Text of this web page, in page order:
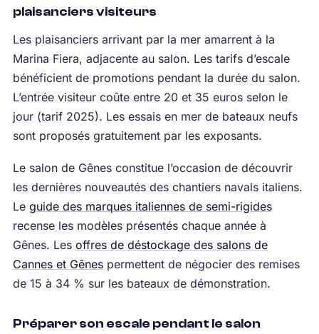
plaisanciers visiteurs
Les plaisanciers arrivant par la mer amarrent à la
Marina Fiera, adjacente au salon. Les tarifs d’escale
bénéficient de promotions pendant la durée du salon.
L’entrée visiteur coûte entre 20 et 35 euros selon le
jour (tarif 2025). Les essais en mer de bateaux neufs
sont proposés gratuitement par les exposants.
Le salon de Gênes constitue l’occasion de découvrir
les dernières nouveautés des chantiers navals italiens.
Le guide des marques italiennes de semi-rigides
recense les modèles présentés chaque année à
Gênes. Les offres de déstockage des salons de
Cannes et Gênespermettent de négocier des remises
de 15 à 34 % sur les bateaux de démonstration.
Préparer son escale pendant le salon